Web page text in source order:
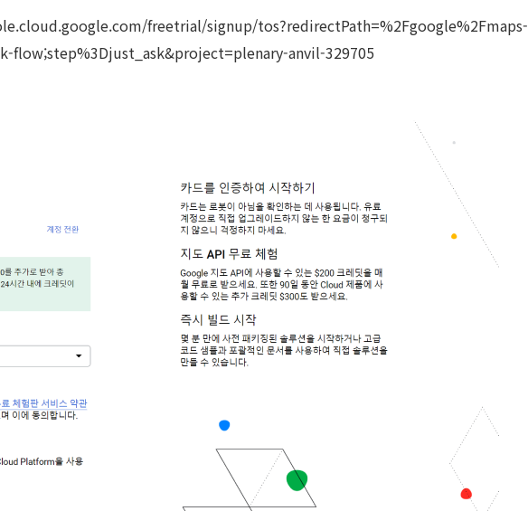
freetrial/signup/tos?redirectPath=%2Fgoogle%2Fmaps-
flow;step%3Djust_ask&project=plenary-anvil-329705